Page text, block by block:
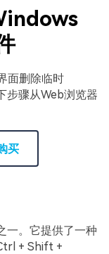
面删除临时
步骤从Web浏览器
买
一。它提供了一种
+ Shift +